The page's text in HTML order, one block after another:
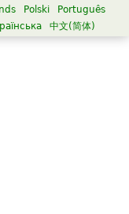
Polski
Português
中文(简体)